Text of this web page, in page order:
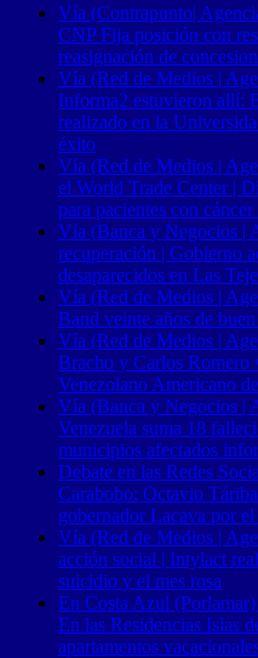
Vía (Contrapunto|
CNP Fija posición con
reasignación de
Vía (Red de Medios |
Informa2 estuvieron allí:
realizado en la
éxito
Vía (Red de Medios |
el World Trade Center |
para pacientes con
Vía (Banca y Negocios |
recuperación | Gobierno
desaparecidos en Las
Vía (Red de Medios |
Band veinte años de
Vía (Red de Medios |
Bracho y Carlos Romero
Venezolano Americano
Vía (Banca y Negocios |
Venezuela suma 18
municipios afectados
Debate en las Redes
Carabobo: Octavio
gobernador Lacava por
Vía (Red de Medios |
acción social | Intylact
suicidio y el mes rosa
En Costa Azul
En las Residencias Islas
apartamentos